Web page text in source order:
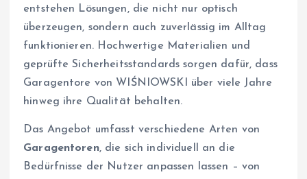
entstehen Lösungen, die nicht nur optisch
überzeugen, sondern auch zuverlässig im Alltag
funktionieren. Hochwertige Materialien und
geprüfte Sicherheitsstandards sorgen dafür, dass
Garagentore von WIŚNIOWSKI über viele Jahre
hinweg ihre Qualität behalten.
Das Angebot umfasst verschiedene Arten von
Garagentoren, die sich individuell an die
Bedürfnisse der Nutzer anpassen lassen – von